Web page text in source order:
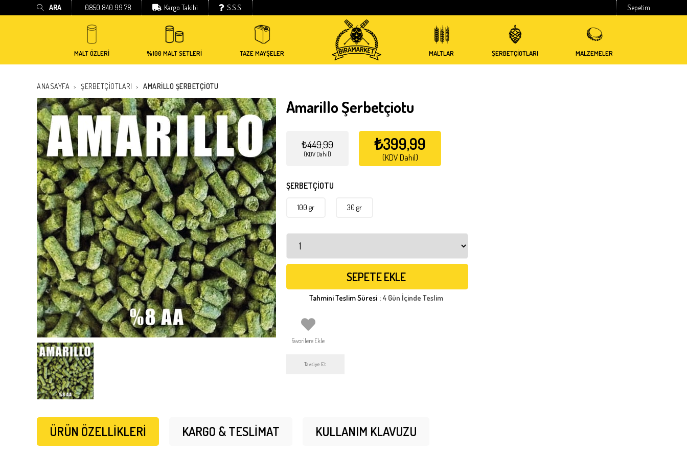
ARA 0850 840 99 78 Kargo Takibi S.S.S. Sepetim
MALT ÖZLERİ %100 MALT SETLERİ TAZE MAYŞELER MALTLAR ŞERBETÇİOTLARI MALZEMELER
ANASAYFA > ŞERBETÇİOTLARI > AMARILLO ŞERBETÇIOTU
Amarillo Şerbetçiotu
₺449,99
(KDV Dahil)
₺399,99
(KDV Dahil)
ŞERBETÇİOTU
100 gr 30 gr
Tahmini Teslim Süresi : 4 Gün İçinde Teslim
Favorilere Ekle
Tavsiye Et
ÜRÜN ÖZELLIKLERI KARGO & TESLIMAT KULLANIM KLAVUZU